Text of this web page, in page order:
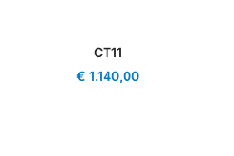
CT11
€ 1.140,00